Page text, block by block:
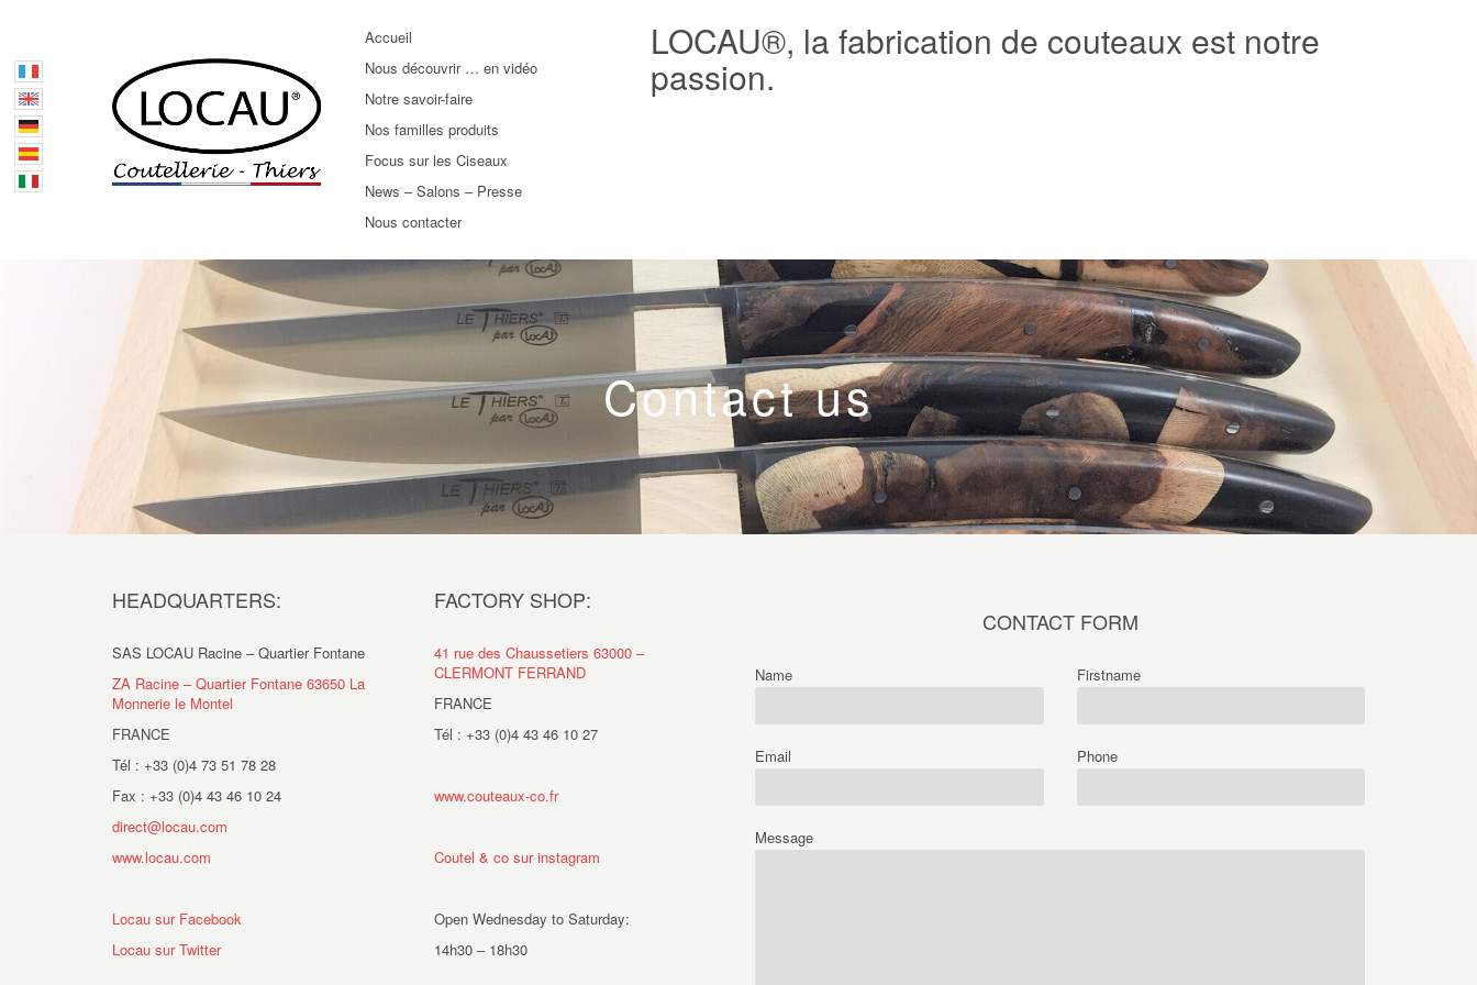
Accueil
Nous découvrir … en vidéo
Notre savoir-faire
Nos familles produits
Focus sur les Ciseaux
News – Salons – Presse
Nous contacter
LOCAU®, la fabrication de couteaux est notre
passion.
Contact us
HEADQUARTERS:
SAS LOCAU Racine – Quartier Fontane
ZA Racine – Quartier Fontane 63650 La
Monnerie le Montel
FRANCE
Tél : +33 (0)4 73 51 78 28
Fax : +33 (0)4 43 46 10 24
direct@locau.com
www.locau.com
Locau sur Facebook
Locau sur Twitter
FACTORY SHOP:
41 rue des Chaussetiers 63000 –
CLERMONT FERRAND
FRANCE
Tél : +33 (0)4 43 46 10 27
www.couteaux-co.fr
Coutel & co sur instagram
Open Wednesday to Saturday:
14h30 – 18h30
CONTACT FORM
Name Firstname
Email Phone
Message